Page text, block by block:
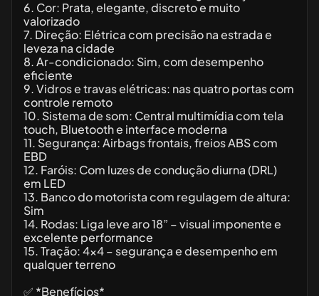
6. Cor: Prata, elegante, discreto e muito
valorizado
7. Direção: Elétrica com precisão na estrada e
leveza na cidade
8. Ar-condicionado: Sim, com desempenho
eficiente
9. Vidros e travas elétricas: nas quatro portas com
controle remoto
10. Sistema de som: Central multimídia com tela
touch, Bluetooth e interface moderna
11. Segurança: Airbags frontais, freios ABS com
EBD
12. Faróis: Com luzes de condução diurna (DRL)
em LED
13. Banco do motorista com regulagem de altura:
Sim
14. Rodas: Liga leve aro 18” – visual imponente e
excelente performance
15. Tração: 4x4 – segurança e desempenho em
qualquer terreno
✅ *Benefícios*